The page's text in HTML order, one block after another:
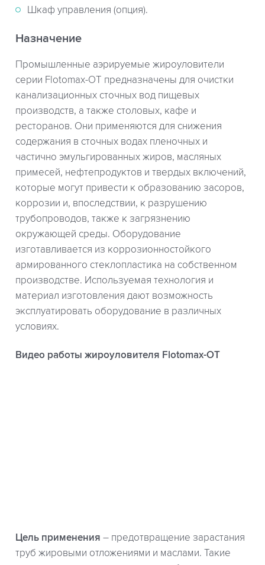
Шкаф управления (опция).
Назначение
Промышленные аэрируемые жироуловители
серии Flotomax-OT предназначены для очистки
канализационных сточных вод пищевых
производств, а также столовых, кафе и
ресторанов. Они применяются для снижения
содержания в сточных водах пленочных и
частично эмульгированных жиров, масляных
примесей, нефтепродуктов и твердых включений,
которые могут привести к образованию засоров,
коррозии и, впоследствии, к разрушению
трубопроводов, также к загрязнению
окружающей среды. Оборудование
изготавливается из коррозионностойкого
армированного стеклопластика на собственном
производстве. Используемая технология и
материал изготовления дают возможность
эксплуатировать оборудование в различных
условиях.
Видео работы жироуловителя Flotomax-OT
Цель применения – предотвращение зарастания
труб жировыми отложениями и маслами. Такие